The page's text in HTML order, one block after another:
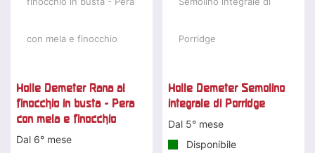
Holle Demeter Rana al
finocchio in busta - Pera
con mela e finocchio
Dal 6° mese
Holle Demeter Semolino
integrale di Porridge
Dal 5° mese
Disponibile